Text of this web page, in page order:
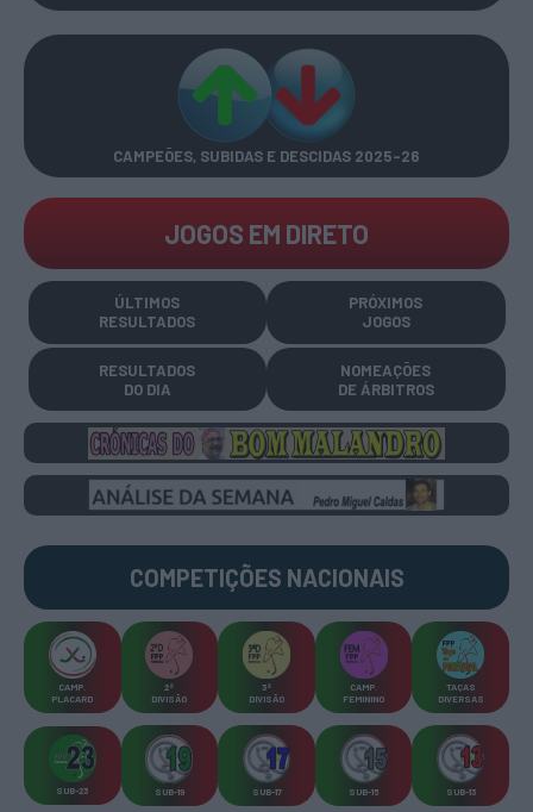
CAMPEÕES, SUBIDAS E DESCIDAS 2025-26
JOGOS EM DIRETO
ÚLTIMOS
RESULTADOS
PRÓXIMOS
JOGOS
RESULTADOS
DO DIA
NOMEAÇÕES
DE ÁRBITROS
COMPETIÇÕES NACIONAIS
CAMP
PLACARD
2ª
DIVISÃO
3ª
DIVISÃO
CAMP
FEMININO
TAÇAS
DIVERSAS
SUB-23 SUB-19 SUB-17 SUB-15 SUB-13